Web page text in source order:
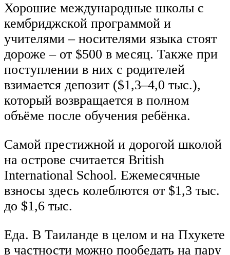
Хорошие международные школы с
кембриджской программой и
учителями – носителями языка стоят
дороже – от $500 в месяц. Также при
поступлении в них с родителей
взимается депозит ($1,3–4,0 тыс.),
который возвращается в полном
объёме после обучения ребёнка.
Самой престижной и дорогой школой
на острове считается British
International School. Ежемесячные
взносы здесь колеблются от $1,3 тыс.
до $1,6 тыс.
Еда. В Таиланде в целом и на Пхукете
в частности можно пообедать на пару